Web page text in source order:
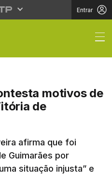
Entrar
motivos de
de
afirma que foi
Guimarães por
situação injusta” e